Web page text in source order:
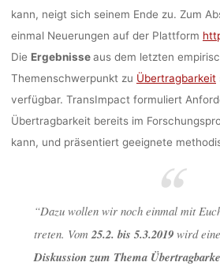
kann, neigt sich seinem Ende zu. Zum
einmal Neuerungen auf der Plattform
Die Ergebnisseaus dem letzten
Themenschwerpunkt zu Übertragbarkeit
verfügbar. TransImpact formuliert
Übertragbarkeit bereits im
kann, und präsentiert geeignete
“Dazu wollen wir noch einmal mit
treten. Vom25.2. bis 5.3.2019wird eine
Diskussion zum Thema